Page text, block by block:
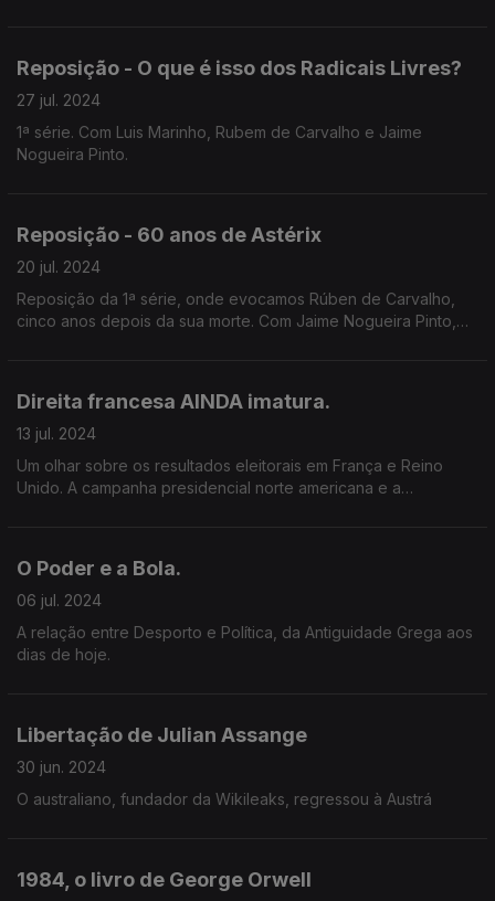
Reposição - O que é isso dos Radicais Livres?
27 jul. 2024
1ª série. Com Luis Marinho, Rubem de Carvalho e Jaime
Nogueira Pinto.
Reposição - 60 anos de Astérix
20 jul. 2024
Reposição da 1ª série, onde evocamos Rúben de Carvalho,
cinco anos depois da sua morte. Com Jaime Nogueira Pinto,
Direita francesa AINDA imatura.
13 jul. 2024
Um olhar sobre os resultados eleitorais em França e Reino
Unido. A campanha presidencial norte americana e a
O Poder e a Bola.
06 jul. 2024
A relação entre Desporto e Política, da Antiguidade Grega aos
dias de hoje.
Libertação de Julian Assange
30 jun. 2024
O australiano, fundador da Wikileaks, regressou à Austrá
1984, o livro de George Orwell